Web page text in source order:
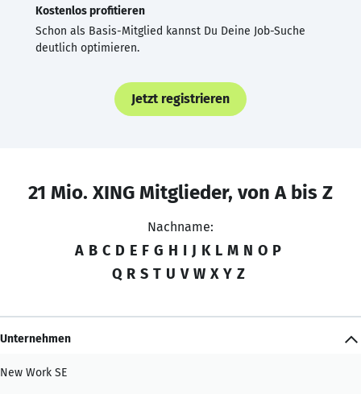
Kostenlos profitieren
Schon als Basis-Mitglied kannst Du Deine Job-Suche
deutlich optimieren.
Jetzt registrieren
21 Mio. XING Mitglieder, von A bis Z
Nachname:
A B C D E F G H I J K L M N O P
Q R S T U V W X Y Z
Unternehmen
New Work SE